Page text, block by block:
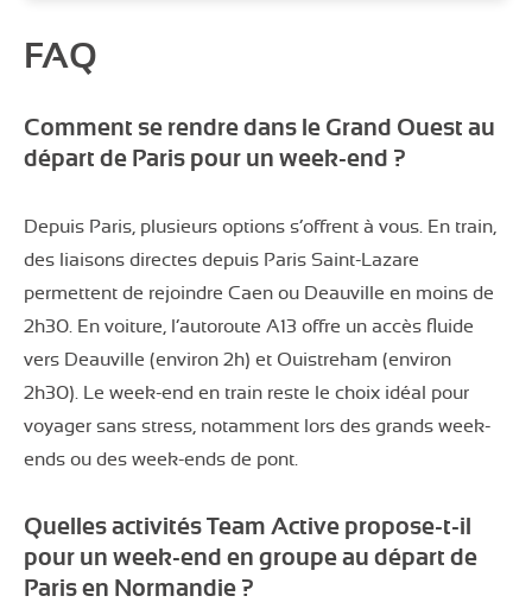
FAQ
Comment se rendre dans le Grand Ouest au
départ de Paris pour un week-end ?
Depuis Paris, plusieurs options s’offrent à vous. En train,
des liaisons directes depuis Paris Saint-Lazare
permettent de rejoindre Caen ou Deauville en moins de
2h30. En voiture, l’autoroute A13 offre un accès fluide
vers Deauville (environ 2h) et Ouistreham (environ
2h30). Le week-end en train reste le choix idéal pour
voyager sans stress, notamment lors des grands week-
ends ou des week-ends de pont.
Quelles activités Team Active propose-t-il
pour un week-end en groupe au départ de
Paris en Normandie ?